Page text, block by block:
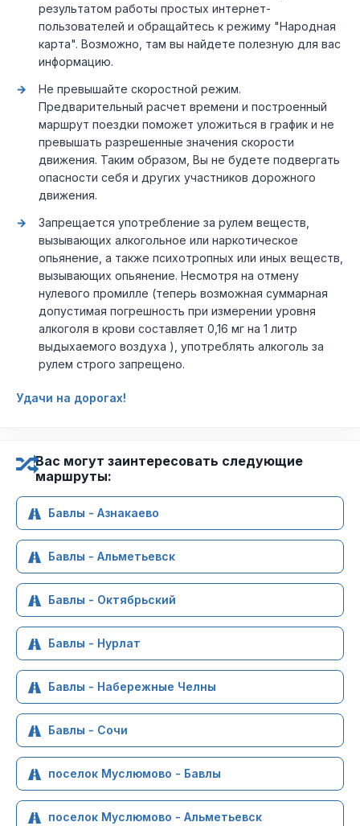
результатом работы простых интернет-
пользователей и обращайтесь к режиму "Народная
карта". Возможно, там вы найдете полезную для вас
информацию.
Не превышайте скоростной режим.
Предварительный расчет времени и построенный
маршрут поездки поможет уложиться в график и не
превышать разрешенные значения скорости
движения. Таким образом, Вы не будете подвергать
опасности себя и других участников дорожного
движения.
Запрещается употребление за рулем веществ,
вызывающих алкогольное или наркотическое
опьянение, а также психотропных или иных веществ,
вызывающих опьянение. Несмотря на отмену
нулевого промилле (теперь возможная суммарная
допустимая погрешность при измерении уровня
алкоголя в крови составляет 0,16 мг на 1 литр
выдыхаемого воздуха ), употреблять алкоголь за
рулем строго запрещено.
Удачи на дорогах!
Вас могут заинтересовать следующие
маршруты:
Бавлы - Азнакаево
Бавлы - Альметьевск
Бавлы - Октябрьский
Бавлы - Нурлат
Бавлы - Набережные Челны
Бавлы - Сочи
поселок Муслюмово - Бавлы
поселок Муслюмово - Альметьевск